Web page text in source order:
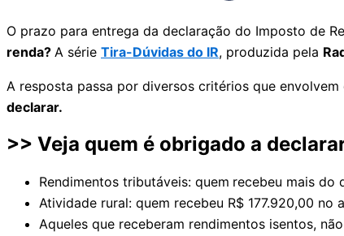
O prazo para entrega da declaração do Imposto de
renda? A série Tira-Dúvidas do IR, produzida pela
A resposta passa por diversos critérios que
declarar.
>> Veja quem é obrigado a
Rendimentos tributáveis: quem recebeu mais do
Atividade rural: quem recebeu R$ 177.920,00 no
Aqueles que receberam rendimentos isentos,